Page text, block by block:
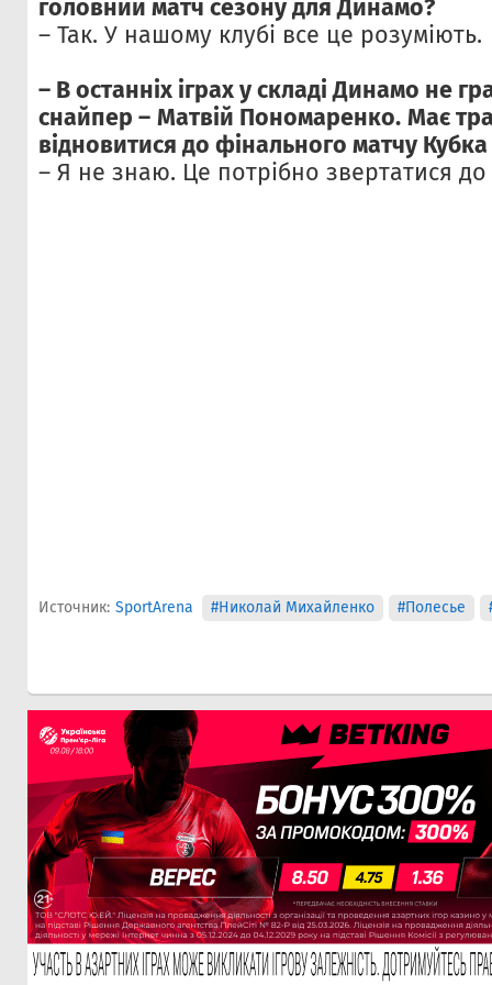
головний матч сезону для Динамо?
– Так. У нашому клубі все це розуміють.
– В останніх іграх у складі Динамо не
снайпер – Матвій Пономаренко. Має
відновитися до фінального матчу
– Я не знаю. Це потрібно звертатися
Источник: SportArena #Николай Михайленко #Полесье